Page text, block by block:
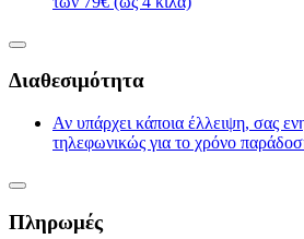
Διαθεσιμότητα
Αν υπάρχει κάποια έλλειψη, σας
τηλεφωνικώς για το χρόνο
Πληρωμές